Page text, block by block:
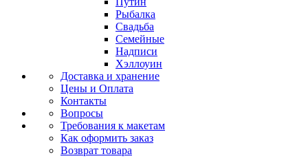
Рыбалка
Свадьба
Семейные
Надписи
Хэллоуин
Доставка и хранение
Цены и Оплата
Контакты
Вопросы
Требования к макетам
Как оформить заказ
Возврат товара